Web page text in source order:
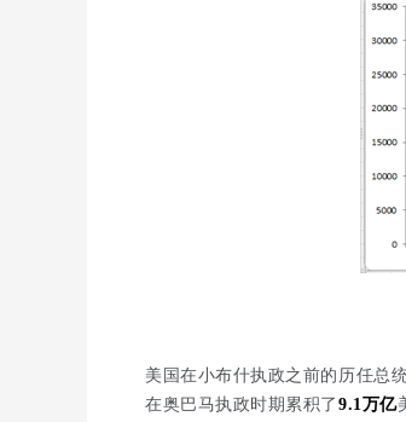
美国在小布什执政之前的历任总
在奥巴马执政时期累积了 9.1万亿